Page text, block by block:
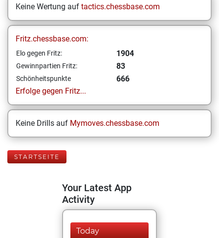
Keine Wertung auf tactics.chessbase.com
Fritz.chessbase.com:
Elo gegen Fritz: 1904
Gewinnpartien Fritz: 83
Schönheitspunkte
666
Erfolge gegen Fritz...
Keine Drills auf Mymoves.chessbase.com
STARTSEITE
Your Latest App
Activity
Today